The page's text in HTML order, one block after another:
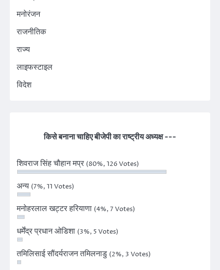
मनोरंजन
राजनीतिक
राज्य
लाइफस्टाइल
विदेश
किसे बनाना चाहिए बीजेपी का राष्ट्रीय अध्यक्ष ---
शिवराज सिंह चौहान मप्र (80%, 126 Votes)
अन्य (7%, 11 Votes)
मनोहरलाल खट्टर हरियाणा (4%, 7 Votes)
धर्मेंद्र प्रधान ओडिशा (3%, 5 Votes)
तमिलिसाई सौंदर्यराजन तमिलनाडु (2%, 3 Votes)